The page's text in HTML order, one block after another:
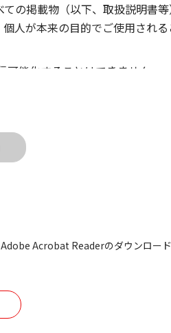
の掲載物（以下、取扱説明書
人が本来の目的でご使用され
能化することはできません。
ことは、いかなる場合であって
ての転用は一切出来ません。
、仕様、住所、電話番号などは
サイトに掲載されている取扱説
取扱説明書の内容とは異なる場
Acrobat Readerのダウンロード